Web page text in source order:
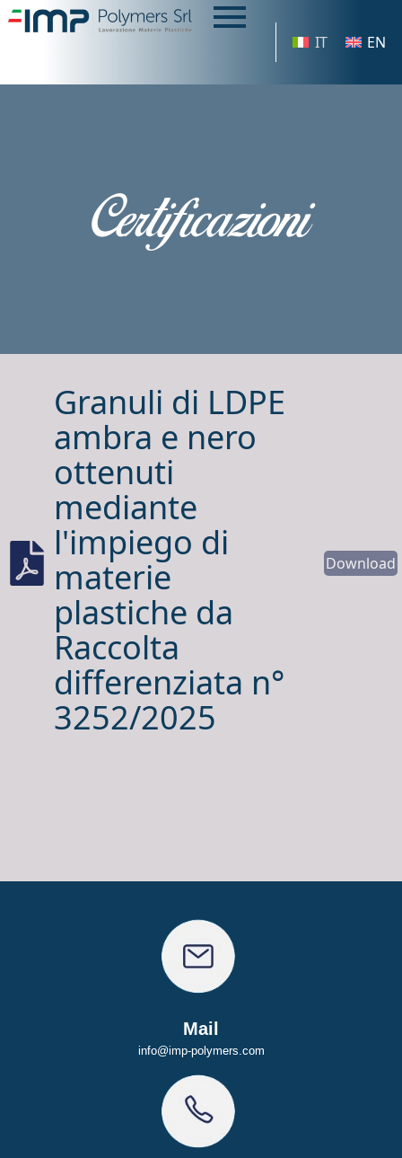
IT EN
Certificazioni
Granuli di LDPE
ambra e nero
ottenuti
mediante
l'impiego di
materie
plastiche da
Raccolta
differenziata n°
3252/2025
Download
Mail
info@imp-polymers.com